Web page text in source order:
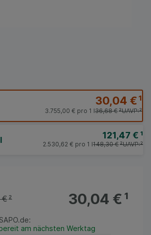
30,04 €¹
UAVP:²
36,68 €²
3.755,00 € pro 1 l
121,47 € ¹
UAVP:²
148,30 €²
2.530,62 € pro 1 l
30,04 €¹
€²
:
am nächsten Werktag